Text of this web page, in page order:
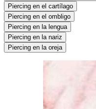
Piercing en el cartílago
Piercing en el ombligo
Piercing en la lengua
Piercing en la nariz
Piercing en la oreja